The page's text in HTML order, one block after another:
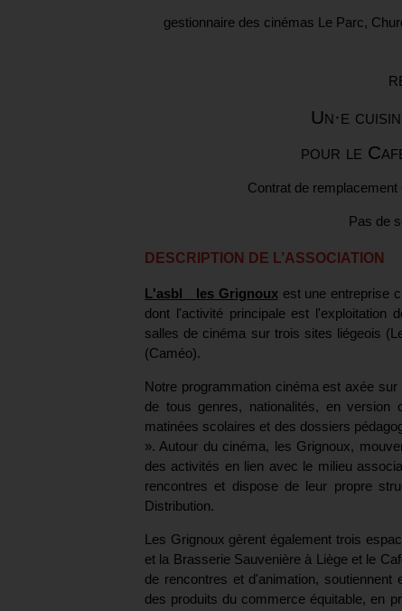
gestionnaire des cinémas Le Parc,
Un·e
pour le
Contrat de remplacement
Pas de
DESCRIPTION DE L’ASSOCIATION
L'asbl les Grignouxest une entreprise
dont l'activité principale est l'exploitation
salles de cinéma sur trois sites liégeois
(Caméo).
Notre programmation cinéma est axée
de tous genres, nationalités, en version
matinées scolaires et des dossiers
». Autour du cinéma, les Grignoux,
des activités en lien avec le milieu
rencontres et dispose de leur propre
Distribution.
Les Grignoux gèrent également trois
et la Brasserie Sauvenière à Liège et le
de rencontres et d'animation,
des produits du commerce équitable, en